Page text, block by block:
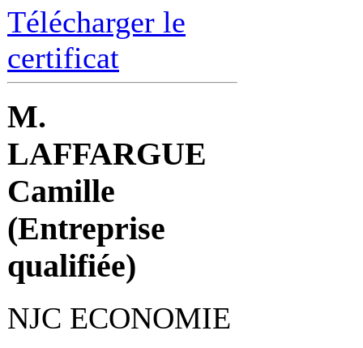
Télécharger le
certificat
M.
LAFFARGUE
Camille
(Entreprise
qualifiée)
NJC ECONOMIE